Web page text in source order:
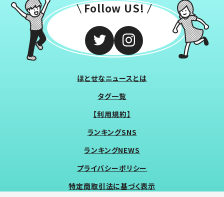
Follow US!
ほとせなニュースとは
タグ一覧
【利用規約】
ランキングSNS
ランキングNEWS
プライバシーポリシー
特定商取引法に基づく表示